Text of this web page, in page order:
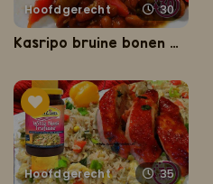
Hoofdgerecht 30
Hoofdgerecht 35